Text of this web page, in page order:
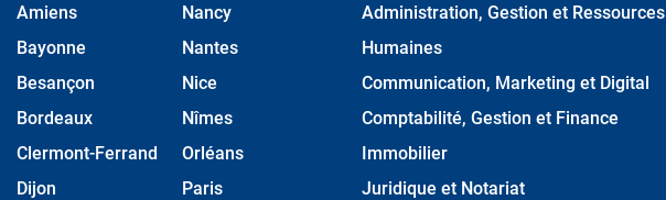
Amiens
Bayonne
Besançon
Bordeaux
Clermont-Ferrand
Dijon
Nancy
Nantes
Nice
Nîmes
Orléans
Paris
Administration, Gestion et Ressources
Humaines
Communication, Marketing et Digital
Comptabilité, Gestion et Finance
Immobilier
Juridique et Notariat